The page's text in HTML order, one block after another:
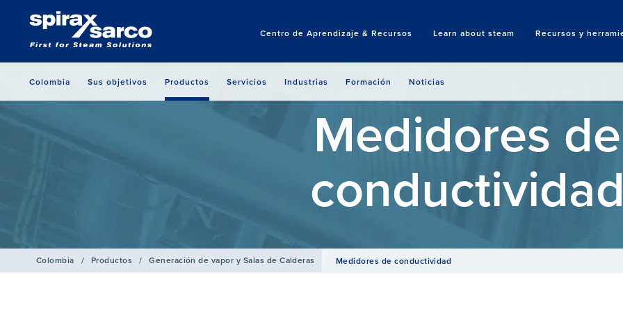
Centro de Aprendizaje & Recursos Learn about steam Recursos y
Search
Colombia Sus objetivos Productos Servicios Industrias Formación Noticias
Medidores de
conductividad
Colombia / Productos / Generación de vapor y Salas de Calderas Medidores de conductividad